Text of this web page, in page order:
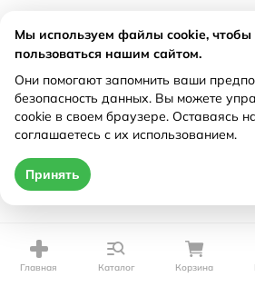
Главная Каталог Корзина
Мы используем файлы cookie,
пользоваться нашим сайтом.
Они помогают запомнить ваши
безопасность данных. Вы можете
cookie в своем браузере. Оставаясь
соглашаетесь с их использованием.
Принять